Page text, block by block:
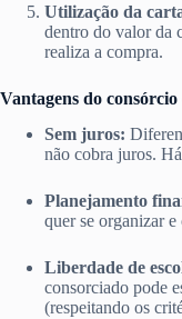
Utilização da
dentro do valor da
realiza a compra.
Vantagens do consórcio
Sem juros:
não cobra juros.
Planejamento
quer se organizar
Liberdade de
consorciado pode
(respeitando os